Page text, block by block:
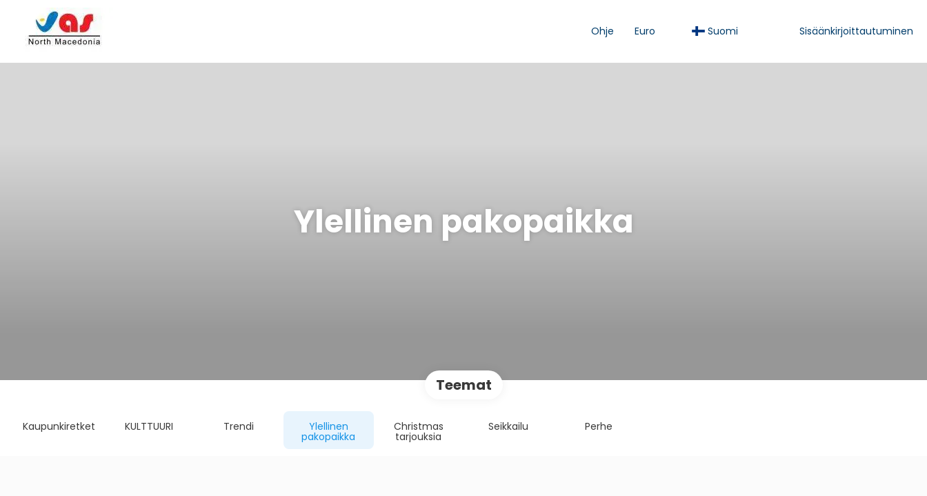
Ohje Euro Suomi Sisäänkirjoittautuminen
Ylellinen pakopaikka
Teemat
Kaupunkiretket KULTTUURI Trendi Ylellinen
pakopaikka
Christmas
tarjouksia
Seikkailu Perhe